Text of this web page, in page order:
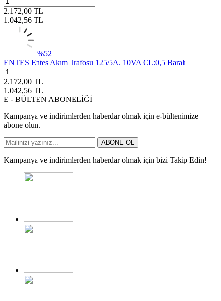
2.172,00 TL
1.042,56 TL
%52
ENTES Entes Akım Trafosu 125/5A. 10VA CL:0,5 Baralı
2.172,00 TL
1.042,56 TL
E - BÜLTEN ABONELİĞİ
Kampanya ve indirimlerden haberdar olmak için e-bültenimize
abone olun.
ABONE OL
Kampanya ve indirimlerden haberdar olmak için bizi Takip Edin!